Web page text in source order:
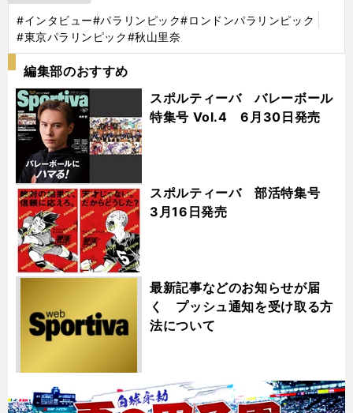
#インタビュー#パラリンピック#ロンドンパラリンピック
#東京パラリンピック#秋山里奈
編集部のおすすめ
スポルティーバ バレーボール
特集号 Vol.4 6月30日発売
スポルティーバ 部活特集号
3月16日発売
最新記事などのお知らせが届
く プッシュ通知を受け取る方
法について